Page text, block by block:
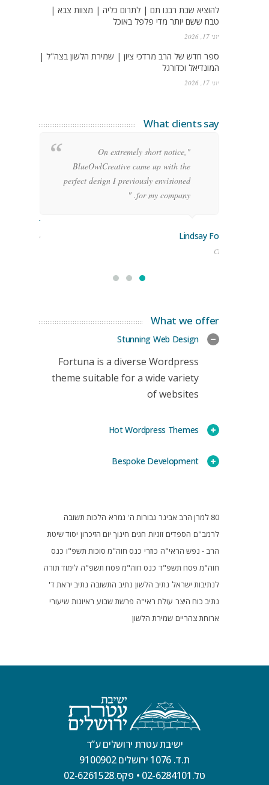
להוציא שבת רבנו תם | לתרום כליה | מצוות צבא |
טבח ששם יותר מדי פלפל באוכל
יוני 17, 2026
ספר חדש של הרב מרדכי ציון | שמירת הלשון בצה"ל |
המונדיאל וכדורגל
יוני 17, 2026
What clients say
"On extremely short notice,
BlueOwlCreative came up with the
perfect design I previously envisioned
for my company. "
Lindsay Ford
CEO
Stoner
Manager
What we offer
Stunning Web Design
Fortuna is a diverse Wordpress
theme suitable for a wide variety
of websites
Hot Wordpress Themes
Bespoke Development
80 למרן הרב אבינר גבורות ה' גמרא הלכות תשובה
לרמב"ם הספדים זוגיות חגים חינוך יום הזיכרון יסוד שיטת
הרב - נפש הראי"ה כוזרי כנס חוה"מ סוכות תשפ"ו כנס
חוה"מ פסח תשפ"ד כנס חוה"מ פסח תשפ"ה לימוד תורה
לנתיבות ישראל נתיב הלשון נתיב התשובה נתיב יראת ד'
נתיב כוח היצר עולת ראי"ה פרשת שבוע ראיונות שיעורי
ארוחת צהריים שמירת הלשון
ישיבת עטרת ירושלים ע”ר
ת.ד. 1076 ירושלים 9100902
טל.02-6284101
• פקס.02-6261528